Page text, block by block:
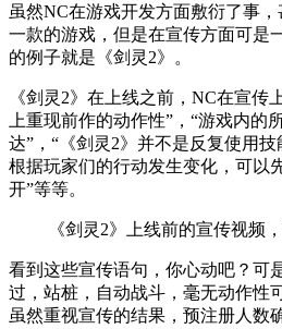
虽然NC在游戏开发方面敷衍了事
一款的游戏，但是在宣传方面可是
的例子就是《剑灵2》。
《剑灵2》在上线之前，NC在宣传
上重现前作的动作性”，“游戏内的
达”，“《剑灵2》并不是反复使用
根据玩家们的行动发生变化，可以
开”等等。
《剑灵2》上线前的宣传视频
看到这些宣传语句，你心动吧？可
过，站桩，自动战斗，毫无动作性
虽然重视宣传的结果，预注册人数